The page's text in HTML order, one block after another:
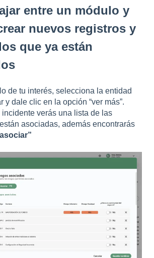
entre un módulo y
nuevos registros y
que ya están
de tu interés, selecciona la entidad
y dale clic en la opción “ver más”.
verás una lista de las
asociadas, además encontrarás